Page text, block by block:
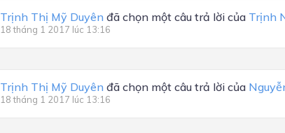
Trịnh Thị Mỹ Duyên đã chọn một câu trả lời của Trịnh
18 tháng 1 2017 lúc 13:16
Trịnh Thị Mỹ Duyên đã chọn một câu trả lời của
18 tháng 1 2017 lúc 13:16